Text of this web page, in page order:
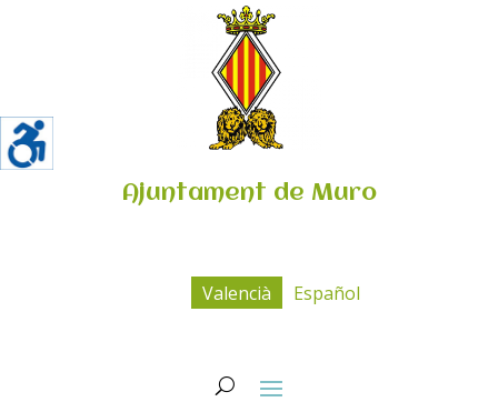
Ajuntament de Muro
Valencià Español